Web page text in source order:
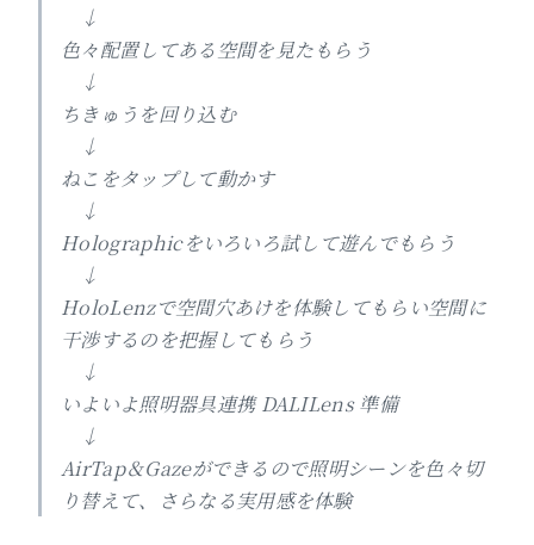
↓
色々配置してある空間を見たもらう
↓
ちきゅうを回り込む
↓
ねこをタップして動かす
↓
Holographicをいろいろ試して遊んでもらう
↓
HoloLenzで空間穴あけを体験してもらい空間に
干渉するのを把握してもらう
↓
いよいよ照明器具連携 DALILens 準備
↓
AirTap＆Gazeができるので照明シーンを色々切
り替えて、さらなる実用感を体験